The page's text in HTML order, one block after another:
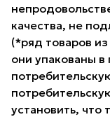
качества, не
(*ряд товаров
они упакованы
установить, что